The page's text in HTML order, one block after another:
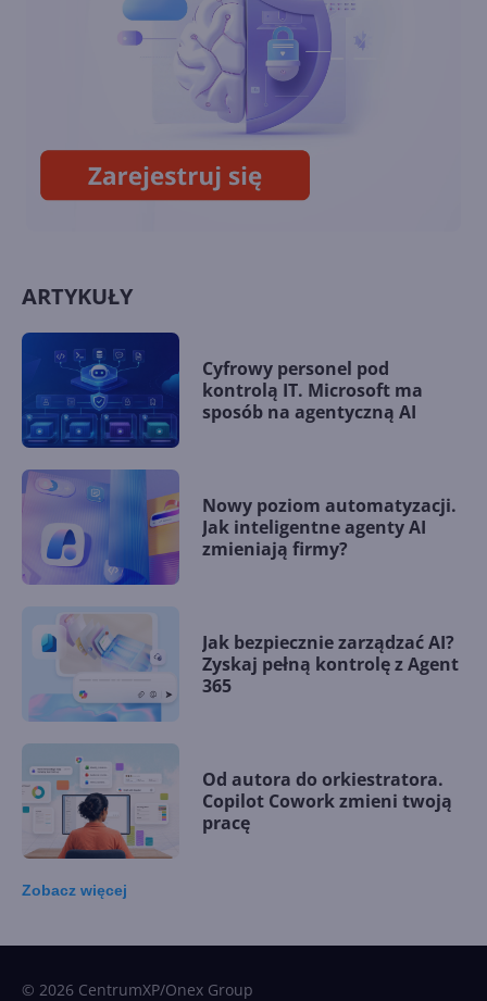
14. Mój program i Internet
ARTYKUŁY
Cyfrowy personel pod
kontrolą IT. Microsoft ma
sposób na agentyczną AI
Nowy poziom automatyzacji.
Jak inteligentne agenty AI
zmieniają firmy?
Jak bezpiecznie zarządzać AI?
Zyskaj pełną kontrolę z Agent
365
Od autora do orkiestratora.
Copilot Cowork zmieni twoją
pracę
Zobacz więcej
© 2026 CentrumXP/Onex Group